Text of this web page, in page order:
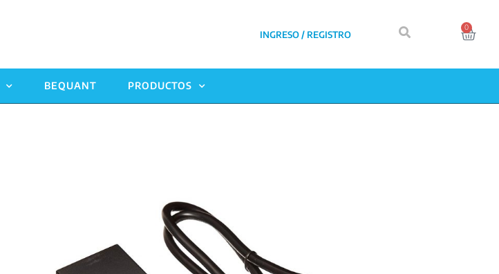
INGRESO / REGISTRO
0
BEQUANT PRODUCTOS